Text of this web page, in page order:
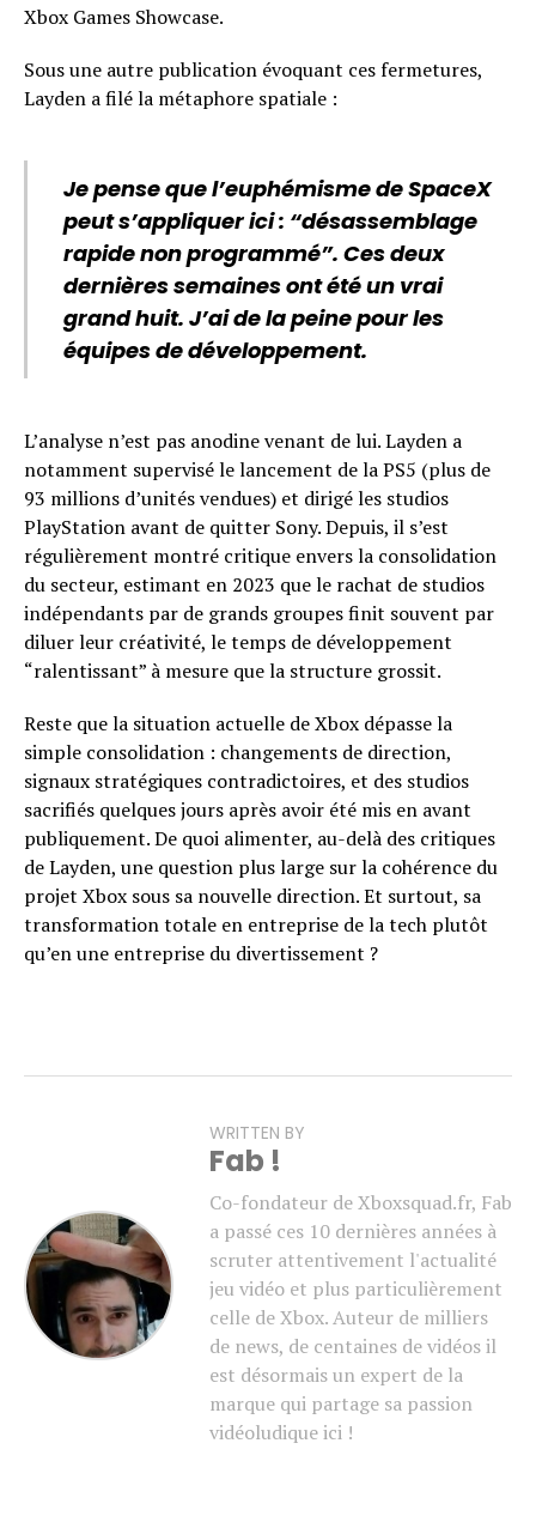
Xbox Games Showcase.
Sous une autre publication évoquant ces fermetures,
Layden a filé la métaphore spatiale :
Je pense que l’euphémisme de SpaceX
peut s’appliquer ici : “désassemblage
rapide non programmé”. Ces deux
dernières semaines ont été un vrai
grand huit. J’ai de la peine pour les
équipes de développement.
L’analyse n’est pas anodine venant de lui. Layden a
notamment supervisé le lancement de la PS5 (plus de
93 millions d’unités vendues) et dirigé les studios
PlayStation avant de quitter Sony. Depuis, il s’est
régulièrement montré critique envers la consolidation
du secteur, estimant en 2023 que le rachat de studios
indépendants par de grands groupes finit souvent par
diluer leur créativité, le temps de développement
“ralentissant” à mesure que la structure grossit.
Reste que la situation actuelle de Xbox dépasse la
simple consolidation : changements de direction,
signaux stratégiques contradictoires, et des studios
sacrifiés quelques jours après avoir été mis en avant
publiquement. De quoi alimenter, au-delà des critiques
de Layden, une question plus large sur la cohérence du
projet Xbox sous sa nouvelle direction. Et surtout, sa
transformation totale en entreprise de la tech plutôt
qu’en une entreprise du divertissement ?
WRITTEN BY
Fab !
Co-fondateur de Xboxsquad.fr, Fab
a passé ces 10 dernières années à
scruter attentivement l'actualité
jeu vidéo et plus particulièrement
celle de Xbox. Auteur de milliers
de news, de centaines de vidéos il
est désormais un expert de la
marque qui partage sa passion
vidéoludique ici !